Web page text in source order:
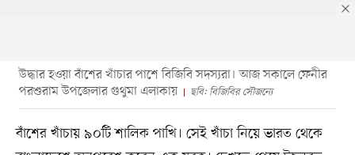
উদ্ধার হওয়া বাঁশের খাঁচার পাশে বিজিবি সদস্যরা। আজ সকালে ফেনীর
পরশুরাম উপজেলার গুথুমা এলাকায়
ছবি: বিজিবির সৌজন্যে
বাঁশের খাঁচায় ৯০টি শালিক পাখি। সেই খাঁচা নিয়ে ভারত থেকে